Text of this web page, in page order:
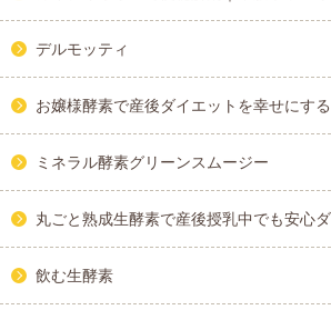
デルモッティ
お嬢様酵素で産後ダイエットを幸せにす
ミネラル酵素グリーンスムージー
丸ごと熟成生酵素で産後授乳中でも安心ダ
飲む生酵素